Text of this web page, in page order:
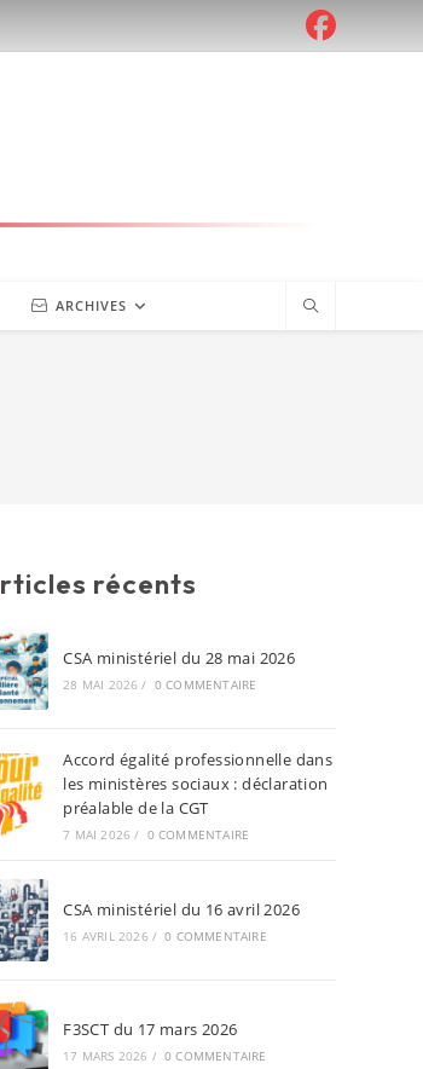
ARCHIVES
Articles récents
CSA ministériel du 28 mai 2026
28 MAI 2026 / 0 COMMENTAIRE
Accord égalité professionnelle dans
les ministères sociaux : déclaration
préalable de la CGT
7 MAI 2026 / 0 COMMENTAIRE
CSA ministériel du 16 avril 2026
16 AVRIL 2026 / 0 COMMENTAIRE
F3SCT du 17 mars 2026
17 MARS 2026 / 0 COMMENTAIRE